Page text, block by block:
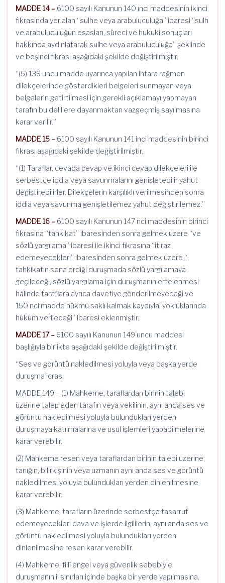
MADDE 14 – 6100 sayılı Kanunun 140 ıncı maddesinin ikinci
fıkrasında yer alan “sulhe veya arabuluculuğa” ibaresi “sulh
ve arabuluculuğun esasları, süreci ve hukuki sonuçları
hakkında aydınlatarak sulhe veya arabuluculuğa” şeklinde
ve beşinci fıkrası aşağıdaki şekilde değiştirilmiştir.
“(5) 139 uncu madde uyarınca yapılan ihtara rağmen
dilekçelerinde gösterdikleri belgeleri sunmayan veya
belgelerin getirtilmesi için gerekli açıklamayı yapmayan
tarafın bu delillere dayanmaktan vazgeçmiş sayılmasına
karar verilir.”
MADDE 15 – 6100 sayılı Kanunun 141 inci maddesinin birinci
fıkrası aşağıdaki şekilde değiştirilmiştir.
“(1) Taraflar, cevaba cevap ve ikinci cevap dilekçeleri ile
serbestçe iddia veya savunmalarını genişletebilir yahut
değiştirebilirler. Dilekçelerin karşılıklı verilmesinden sonra
iddia veya savunma genişletilemez yahut değiştirilemez.”
MADDE 16 – 6100 sayılı Kanunun 147 nci maddesinin birinci
fıkrasına “tahkikat” ibaresinden sonra gelmek üzere “ve
sözlü yargılama” ibaresi ile ikinci fıkrasına “itiraz
edemeyecekleri” ibaresinden sonra gelmek üzere “,
tahkikatın sona erdiği duruşmada sözlü yargılamaya
geçileceği, sözlü yargılama için duruşmanın ertelenmesi
hâlinde taraflara ayrıca davetiye gönderilmeyeceği ve
150 nci madde hükmü saklı kalmak kaydıyla, yokluklarında
hüküm verileceği” ibaresi eklenmiştir.
MADDE 17 – 6100 sayılı Kanunun 149 uncu maddesi
başlığıyla birlikte aşağıdaki şekilde değiştirilmiştir.
“Ses ve görüntü nakledilmesi yoluyla veya başka yerde
duruşma icrası
MADDE 149 – (1) Mahkeme, taraflardan birinin talebi
üzerine talep eden tarafın veya vekilinin, aynı anda ses ve
görüntü nakledilmesi yoluyla bulundukları yerden
duruşmaya katılmalarına ve usul işlemleri yapabilmelerine
karar verebilir.
(2) Mahkeme resen veya taraflardan birinin talebi üzerine;
tanığın, bilirkişinin veya uzmanın aynı anda ses ve görüntü
nakledilmesi yoluyla bulundukları yerden dinlenilmesine
karar verebilir.
(3) Mahkeme, tarafların üzerinde serbestçe tasarruf
edemeyecekleri dava ve işlerde ilgililerin, aynı anda ses ve
görüntü nakledilmesi yoluyla bulundukları yerden
dinlenilmesine resen karar verebilir.
(4) Mahkeme, fiilî engel veya güvenlik sebebiyle
duruşmanın il sınırları içinde başka bir yerde yapılmasına,